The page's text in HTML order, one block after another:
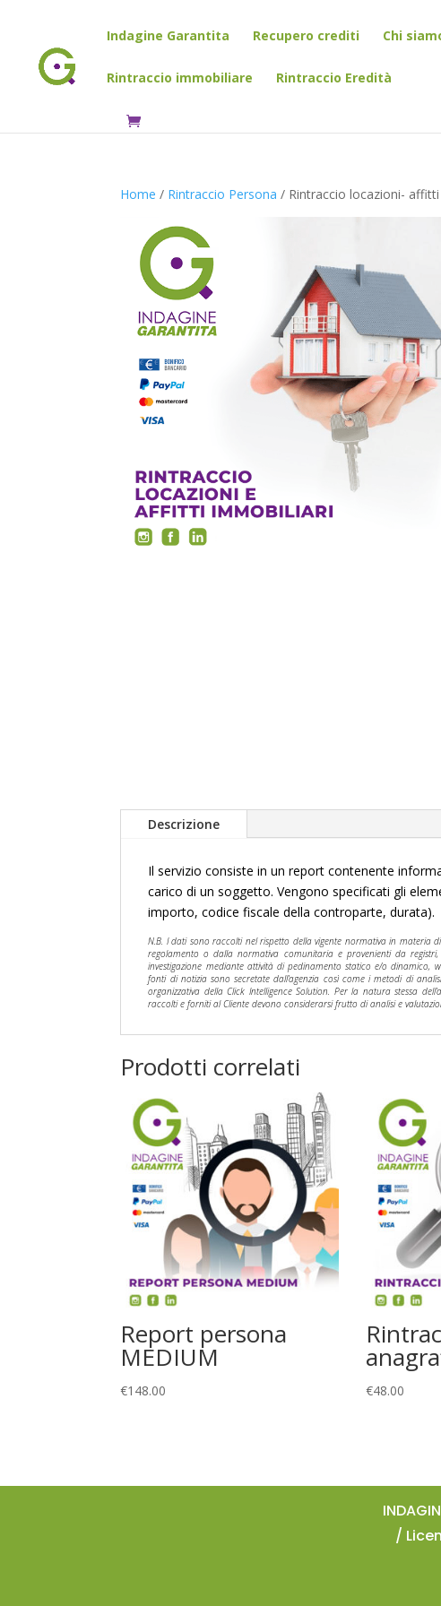
Indagine Garantita Recupero crediti Chi
Rintraccio immobiliare Rintraccio Eredità
Home / Rintraccio Persona / Rintraccio locazioni-
Descrizione
Il servizio consiste in un report contenente
carico di un soggetto. Vengono specificati gli
importo, codice fiscale della controparte, durata).
N.B. I dati sono raccolti nel rispetto della vigente normativa in materia
regolamento o dalla normativa comunitaria e provenienti da
investigazione mediante attività di pedinamento statico e/o dinamico,
fonti di notizia sono secretate dall’agenzia così come i metodi di
organizzativa della Click Intelligence Solution. Per la natura stessa
raccolti e forniti al Cliente devono considerarsi frutto di analisi e
Prodotti correlati
Report persona
MEDIUM
€148.00 €48.00
/